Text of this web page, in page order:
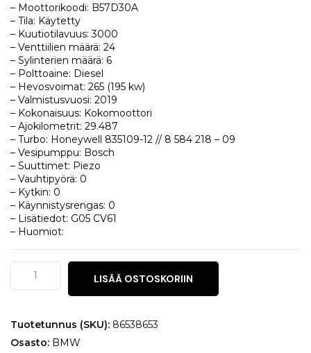
– Moottorikoodi: B57D30A
– Tila: Käytetty
– Kuutiotilavuus: 3000
– Venttiilien määrä: 24
– Sylinterien määrä: 6
– Polttoaine: Diesel
– Hevosvoimat: 265 (195 kw)
– Valmistusvuosi: 2019
– Kokonaisuus: Kokomoottori
– Ajokilometrit: 29.487
– Turbo: Honeywell 835109-12 // 8 584 218 – 09
– Vesipumppu: Bosch
– Suuttimet: Piezo
– Vauhtipyörä: 0
– Kytkin: 0
– Käynnistysrengas: 0
– Lisätiedot: G05 CV61
– Huomiot:
BMW
(F85)
xDrive
LISÄÄ OSTOSKORIIN
Tuotetunnus (SKU): 86538653
Osasto: BMW